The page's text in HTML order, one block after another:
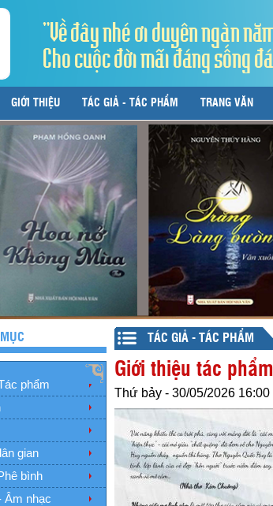
"Về đây nhé ơi duyên ngàn
Cho cuộc đời mãi đáng sống
GIỚI THIỆU TÁC GIẢ - TÁC PHẨM TRANG VĂN
phẩm
gian
bình
Âm nhạc
TÁC GIẢ - TÁC PHẨM
Giới thiệu tác
Thứ bảy - 30/05/2026 16:00